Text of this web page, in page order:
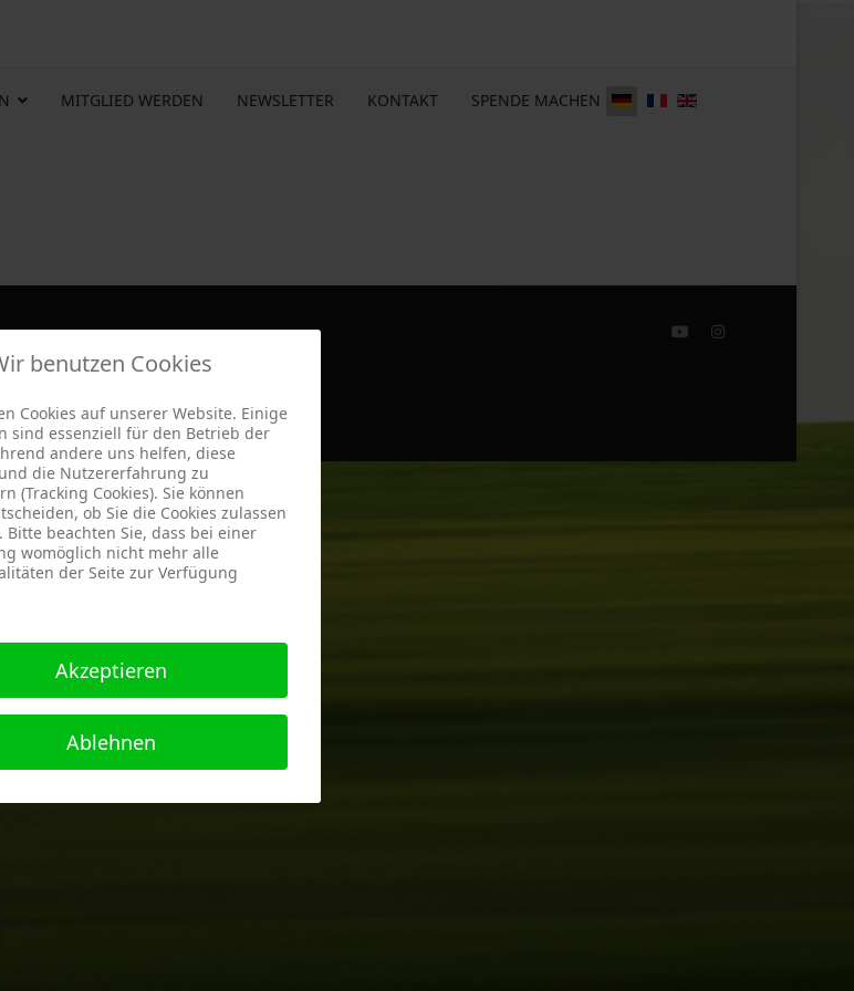
MITGLIED WERDEN NEWSLETTER KONTAKT SPENDE MACHEN
2022benutzen Cookies
Cookies auf unserer Website. Einige
sind essenziell für den Betrieb der
andere uns helfen, diese
die Nutzererfahrung zu
(Tracking Cookies). Sie können
ob Sie die Cookies zulassen
Bitte beachten Sie, dass bei einer
womöglich nicht mehr alle
der Seite zur Verfügung
Akzeptieren
Ablehnen